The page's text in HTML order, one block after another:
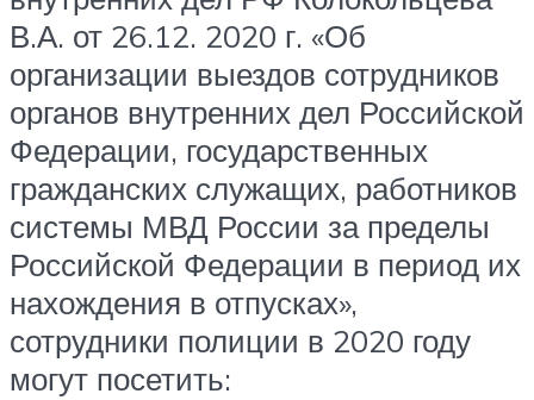
В.А. от 26.12. 2020 г. «Об
организации выездов сотрудников
органов внутренних дел Российской
Федерации, государственных
гражданских служащих, работников
системы МВД России за пределы
Российской Федерации в период их
нахождения в отпусках»,
сотрудники полиции в 2020 году
могут посетить: